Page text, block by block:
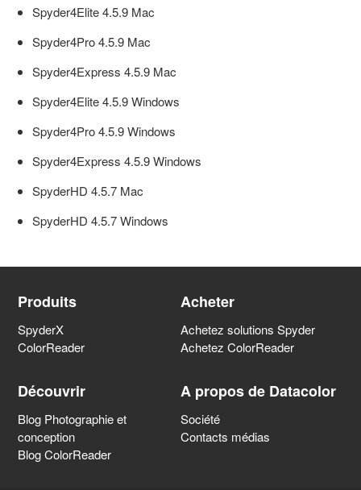
Spyder étalonnage d'écran
SpyderPro / Spyder / SpyderExpress Aide
Spyder capture d'image
Spyder profilage d'imprimante
Spyder Accessoires
Informations sur le thème de la gestion des couleurs
Datacolor LightColor Meter
Spyder4Elite 4.5.9 Mac
Spyder4Pro 4.5.9 Mac
Spyder4Express 4.5.9 Mac
Spyder4Elite 4.5.9 Windows
Spyder4Pro 4.5.9 Windows
Spyder4Express 4.5.9 Windows
SpyderHD 4.5.7 Mac
SpyderHD 4.5.7 Windows
Produits
SpyderX
ColorReader
Acheter
Achetez solutions Spyder
Achetez ColorReader
Découvrir
Blog Photographie et
conception
Blog ColorReader
A propos de Datacolor
Société
Contacts médias